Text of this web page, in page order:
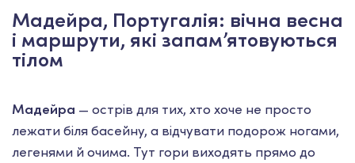
Мадейра, Португалія: вічна весна
і маршрути, які запам’ятовуються
тілом
Мадейра — острів для тих, хто хоче не просто
лежати біля басейну, а відчувати подорож ногами,
легенями й очима. Тут гори виходять прямо до